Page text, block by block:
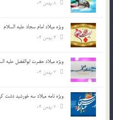
ویژه میلاد امام سجاد علیه السلام
ویژه میلاد حضرت ابوالفضل علیه
ویژه نامه میلاد سه خورشید دشت